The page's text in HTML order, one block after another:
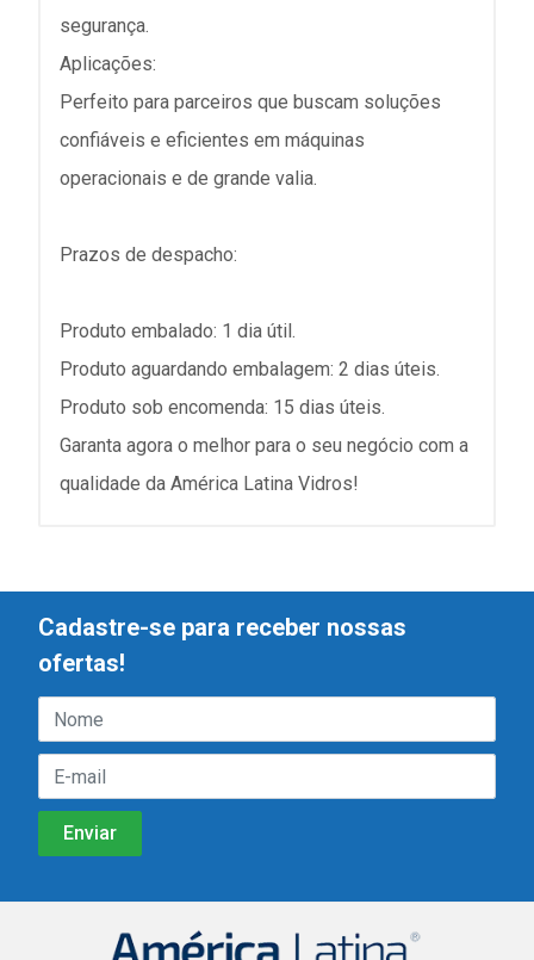
segurança.
Aplicações:
Perfeito para parceiros que buscam soluções
confiáveis e eficientes em máquinas
operacionais e de grande valia.
Prazos de despacho:
Produto embalado: 1 dia útil.
Produto aguardando embalagem: 2 dias úteis.
Produto sob encomenda: 15 dias úteis.
Garanta agora o melhor para o seu negócio com a
qualidade da América Latina Vidros!
Cadastre-se para receber nossas
ofertas!